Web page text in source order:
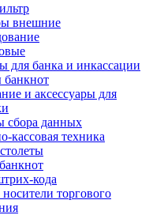
внешние
для банка и инкассации
банкнот
и аксессуары для
сбора данных
кассовая техника
кода
торгового